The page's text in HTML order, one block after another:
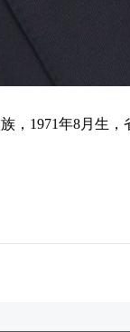
，1971年8月生